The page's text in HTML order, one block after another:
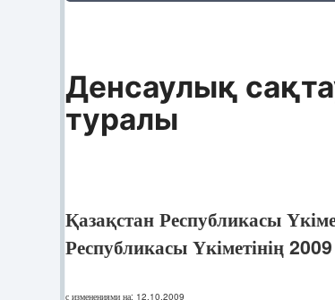
Денсаулық
туралы
Қазақстан Республикасы
Республикасы Үкіметінің
с изменениями на: 12.10.2009